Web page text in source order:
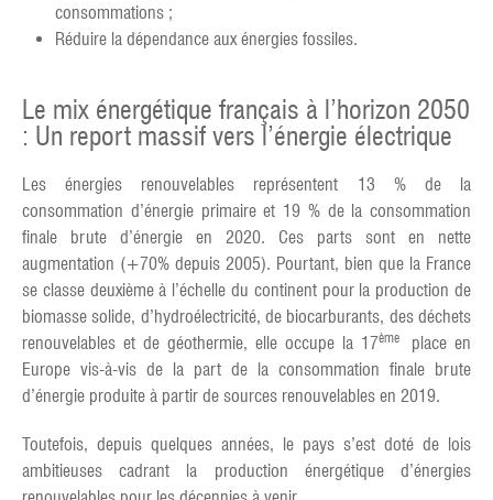
consommations ;
Réduire la dépendance aux énergies fossiles.
Le mix énergétique français à l’horizon 2050
: Un report massif vers l’énergie électrique
Les énergies renouvelables représentent 13 % de la
consommation d’énergie primaire et 19 % de la consommation
finale brute d’énergie en 2020. Ces parts sont en nette
augmentation (+70% depuis 2005). Pourtant, bien que la France
se classe deuxième à l’échelle du continent pour la production de
biomasse solide, d’hydroélectricité, de biocarburants, des déchets
renouvelables et de géothermie, elle occupe la 17ème
place en
Europe vis-à-vis de la part de la consommation finale brute
d’énergie produite à partir de sources renouvelables en 2019.
Toutefois, depuis quelques années, le pays s’est doté de lois
ambitieuses cadrant la production énergétique d’énergies